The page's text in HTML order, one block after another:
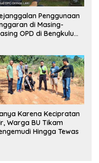
Penggunaan
di Masing-
OPD di Bengkulu
Karena Kecipratan
Warga BU Tikam
Hingga Tewas